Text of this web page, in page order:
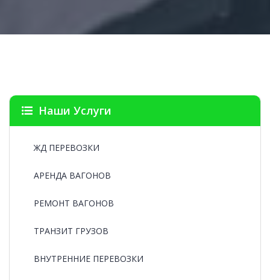
Наши Услуги
ЖД ПЕРЕВОЗКИ
АРЕНДА ВАГОНОВ
РЕМОНТ ВАГОНОВ
ТРАНЗИТ ГРУЗОВ
ВНУТРЕННИЕ ПЕРЕВОЗКИ